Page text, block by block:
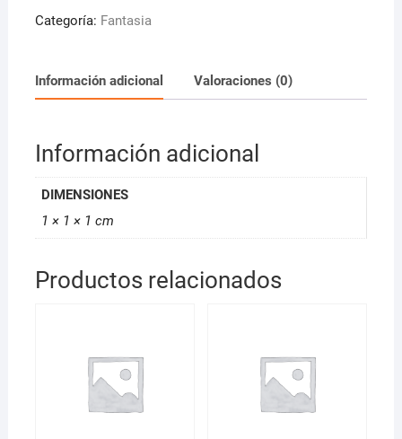
Categoría: Fantasia
Información adicional Valoraciones (0)
Información adicional
DIMENSIONES
1 × 1 × 1 cm
Productos relacionados